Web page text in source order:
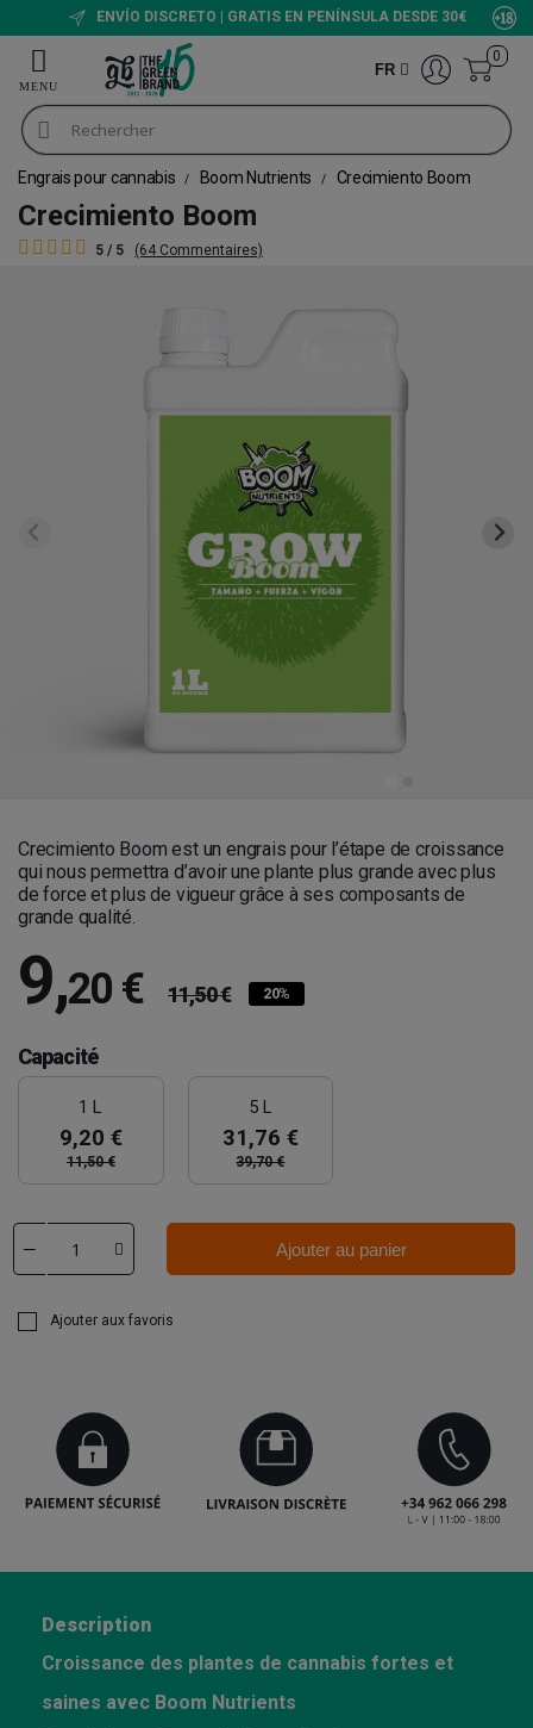
ENVÍO DISCRETO | GRATIS EN PENÍNSULA DESDE 30€
FR
0
Engrais pour cannabis Boom Nutrients Crecimiento Boom
Crecimiento Boom
5 / 5 (64 Commentaires)
Crecimiento Boom est un engrais pour l’étape de croissance
qui nous permettra d’avoir une plante plus grande avec plus
de force et plus de vigueur grâce à ses composants de
grande qualité.
9,20 € 11,50 € 20%
Capacité
1 L
9,20 €
11,50 €
5 L
31,76 €
39,70 €
Ajouter au panier
Ajouter aux favoris
Description
Croissance des plantes de cannabis fortes et
saines avec Boom Nutrients